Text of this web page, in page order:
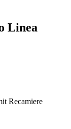
Linea